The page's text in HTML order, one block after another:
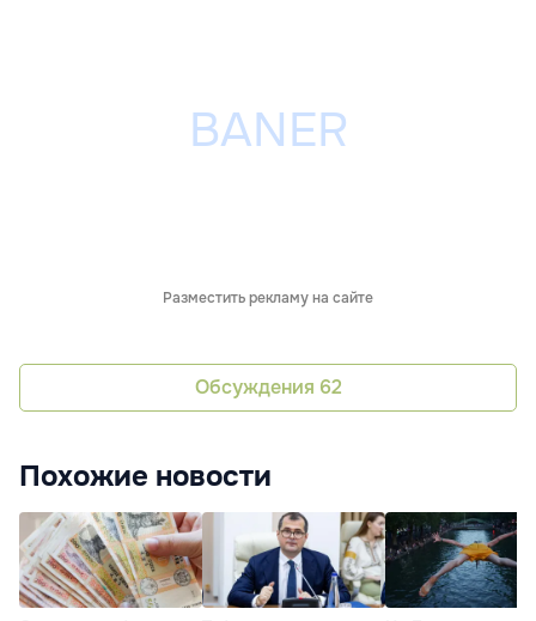
Разместить рекламу на сайте
Обсуждения 62
Похожие новости